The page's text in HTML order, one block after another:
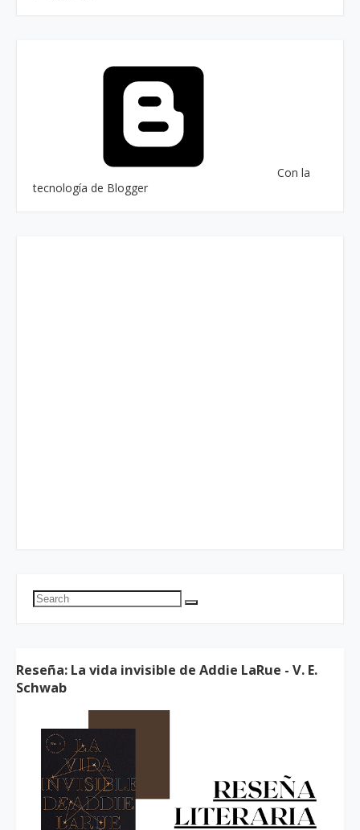
Con la
tecnología de Blogger
Reseña: La vida invisible de Addie LaRue - V. E.
Schwab